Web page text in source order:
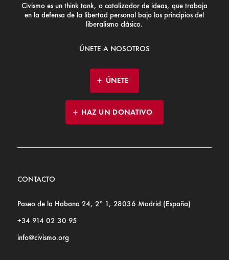
Civismo es un think tank, o catalizador de ideas, que trabaja
en la defensa de la libertad personal bajo los principios del
liberalismo clásico.
ÚNETE A NOSOTROS
ÚNETE
HAZ UN DONATIVO
CONTACTO
Paseo de la Habana 24, 2º 1, 28036 Madrid (España)
+34 914 02 30 95
info@civismo.org